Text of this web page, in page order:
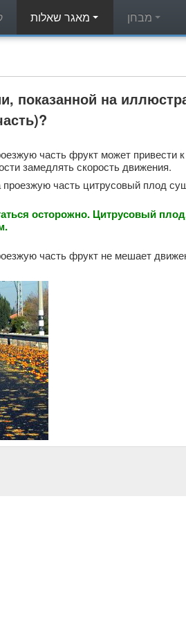
показанной на
часть фрукт может привести
замедлять скорость движения.
часть цитрусовый плод
осторожно. Цитрусовый
часть фрукт не мешает